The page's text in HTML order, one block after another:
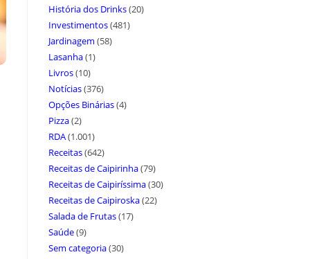
História dos Drinks(20)
Investimentos(481)
Jardinagem (58)
Lasanha(1)
Livros(10)
Notícias(376)
Opções Binárias(4)
Pizza(2)
RDA(1.001)
Receitas(642)
Receitas de Caipirinha(79)
Receitas de Caipiríssima(30)
Receitas de Caipiroska(22)
Salada de Frutas(17)
Saúde(9)
Sem categoria(30)